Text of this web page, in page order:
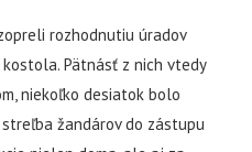
rozhodnutiu úradov
Pätnásť z nich vtedy
niekoľko desiatok bolo
žandárov do zástupu